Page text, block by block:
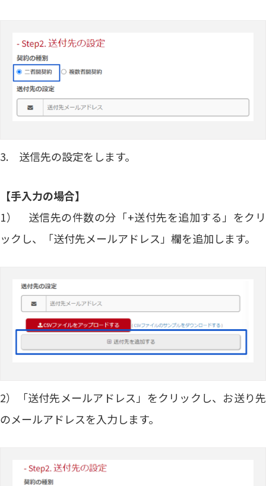
3. 送信先の設定をします。
【手入力の場合】
1） 送信先の件数の分「+送付先を追加する」をクリ
ックし、「送付先メールアドレス」欄を追加します。
2）「送付先メールアドレス」をクリックし、お送り先
のメールアドレスを入力します。